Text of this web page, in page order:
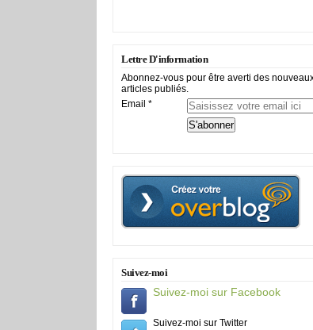
Lettre D'information
Abonnez-vous pour être averti des
articles publiés.
Email
Suivez-moi
Suivez-moi sur Facebook
Suivez-moi sur Twitter